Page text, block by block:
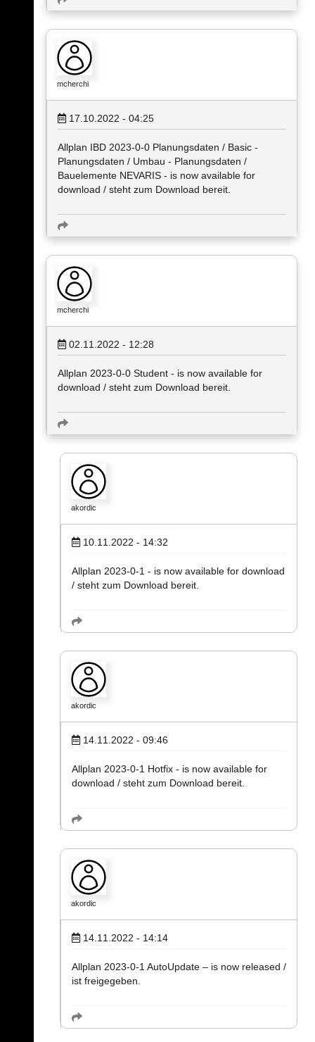
mcherchi
17.10.2022 - 04:25
Allplan IBD 2023-0-0 Planungsdaten / Basic -
Planungsdaten / Umbau - Planungsdaten /
Bauelemente NEVARIS - is now available for
download / steht zum Download bereit.
mcherchi
02.11.2022 - 12:28
Allplan 2023-0-0 Student - is now available for
download / steht zum Download bereit.
akordic
10.11.2022 - 14:32
Allplan 2023-0-1 - is now available for download
/ steht zum Download bereit.
akordic
14.11.2022 - 09:46
Allplan 2023-0-1 Hotfix - is now available for
download / steht zum Download bereit.
akordic
14.11.2022 - 14:14
Allplan 2023-0-1 AutoUpdate – is now released /
ist freigegeben.